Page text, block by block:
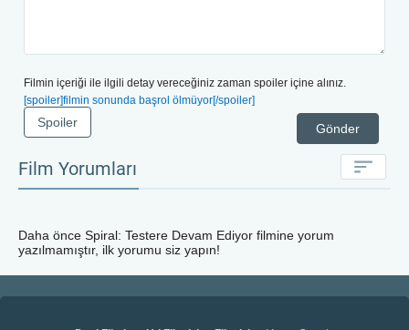
Filmin içeriği ile ilgili detay vereceğiniz zaman spoiler içine alınız.
[spoiler]filmin sonunda başrol ölmüyor[/spoiler]
Gönder
Spoiler
Film Yorumları
Daha önce Spiral: Testere Devam Ediyor filmine yorum
yazılmamıştır, ilk yorumu siz yapın!